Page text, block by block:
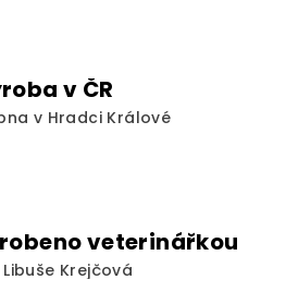
v ČR
v Hradci Králové
veterinářkou
Libuše Krejčová